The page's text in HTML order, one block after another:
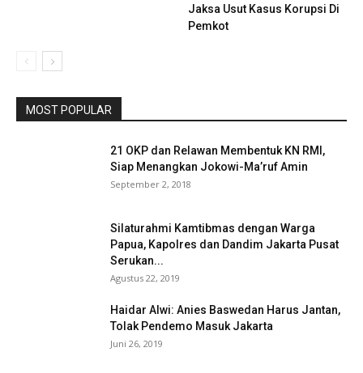
Jaksa Usut Kasus Korupsi Di
Pemkot
MOST POPULAR
21 OKP dan Relawan Membentuk KN RMI,
Siap Menangkan Jokowi-Ma’ruf Amin
September 2, 2018
Silaturahmi Kamtibmas dengan Warga
Papua, Kapolres dan Dandim Jakarta Pusat
Serukan...
Agustus 22, 2019
Haidar Alwi: Anies Baswedan Harus Jantan,
Tolak Pendemo Masuk Jakarta
Juni 26, 2019